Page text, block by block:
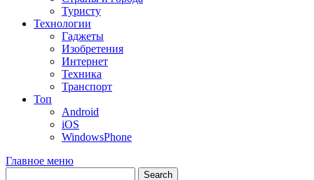
Туристу
Технологии
Гаджеты
Изобретения
Интернет
Техника
Транспорт
Топ
Android
iOS
WindowsPhone
Главное меню